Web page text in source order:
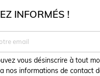
INFORMÉS !
vous désinscrire à tout
nos informations de contact